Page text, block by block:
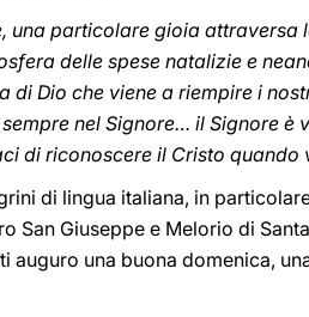
particolare gioia attraversa
delle spese natalizie e
di Dio che viene a riempire i
nel Signore… il Signore
di riconoscere il Cristo
di lingua italiana, in
San Giuseppe e Melorio di
auguro una buona domenica,